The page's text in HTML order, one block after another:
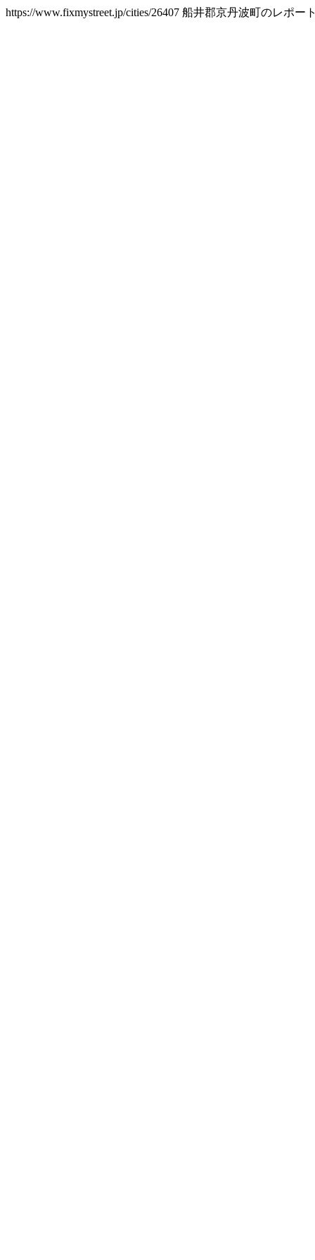
https://www.fixmystreet.jp/cities/26407 船井郡京丹波町のレポー